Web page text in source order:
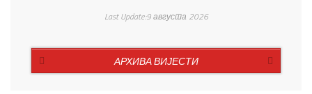
Last Update:9 августа 2026
АРХИВА ВИЈЕСТИ